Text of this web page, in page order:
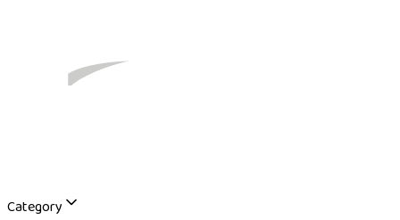
Category